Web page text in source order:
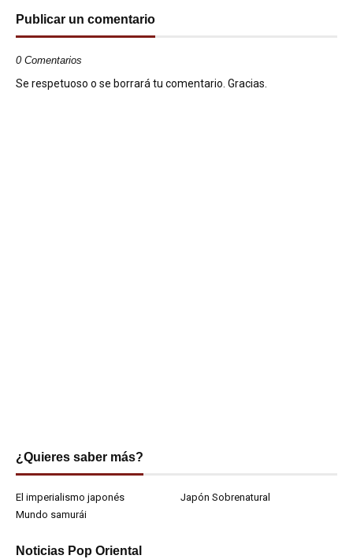
Publicar un comentario
0 Comentarios
Se respetuoso o se borrará tu comentario. Gracias.
¿Quieres saber más?
El imperialismo japonés
Japón Sobrenatural
Mundo samurái
Noticias Pop Oriental